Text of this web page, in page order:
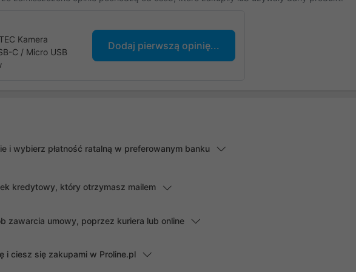
Kamera
C / Micro USB
Dodaj pierwszą opinię...
i wybierz płatność ratalną w preferowanym banku
kredytowy, który otrzymasz mailem
zawarcia umowy, poprzez kuriera lub online
i ciesz się zakupami w Proline.pl